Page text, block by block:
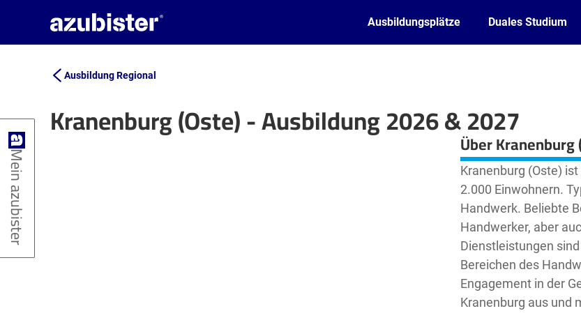
Ausbildungsplätze Duales Studium
Ausbildung Regional
Kranenburg (Oste) - Ausbildung 2026 & 2027
Leaflet| ©OpenStreetMap2contributors Über Kranenburg
Kranenburg (Oste)
2.000 Einwohnern.
Handwerk. Beliebte
Handwerker, aber
Dienstleistungen
Bereichen des
Engagement in der
Kranenburg aus und
Mein azubister